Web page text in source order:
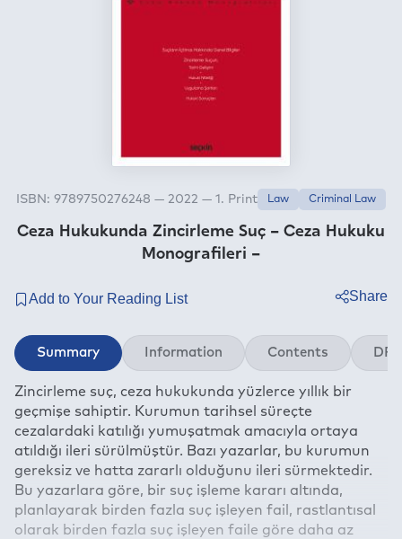
Ceza Hukukunda Zincirleme Suç – Ceza Hukuku
Monografileri –
ISBN: 9789750276248 — 2022 — 1. Print Law Criminal Law
Share
Twitter
Facebook
Linkedin
Whatsapp
Telegram
E-mail
Summary Information Contents
Zincirleme suç, ceza hukukunda yüzlerce yıllık bir
geçmişe sahiptir. Kurumun tarihsel süreçte
cezalardaki katılığı yumuşatmak amacıyla ortaya
atıldığı ileri sürülmüştür. Bazı yazarlar, bu kurumun
gereksiz ve hatta zararlı olduğunu ileri sürmektedir.
Bu yazarlara göre, bir suç işleme kararı altında,
planlayarak birden fazla suç işleyen fail, rastlantısal
olarak birden fazla suç işleyen faile göre daha az